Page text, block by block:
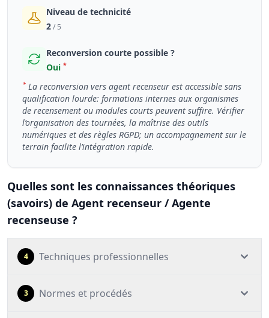
Niveau de technicité
2/ 5
Reconversion courte possible ?
Oui *
* La reconversion vers agent recenseur est accessible sans
qualification lourde: formations internes aux organismes
de recensement ou modules courts peuvent suffire. Vérifier
l’organisation des tournées, la maîtrise des outils
numériques et des règles RGPD; un accompagnement sur le
terrain facilite l’intégration rapide.
Quelles sont les connaissances théoriques
(savoirs) de Agent recenseur / Agente
recenseuse ?
4 Techniques professionnelles
3 Normes et procédés